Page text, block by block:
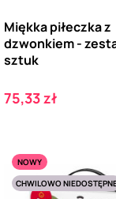
Miękka piłeczka z
dzwonkiem -
sztuk
Cena
75,33 zł
NOWY
CHWILOWO